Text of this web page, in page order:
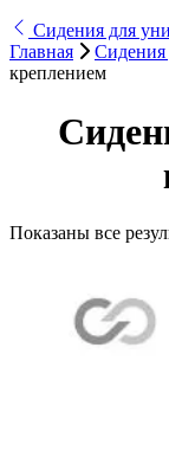
Сидения для
Главная
Сидения
креплением
Показаны все